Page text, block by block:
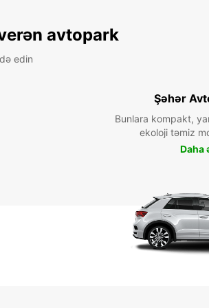
avtopark
edin
Şəhər
Bunlara kompakt,
ekoloji təmiz
Daha